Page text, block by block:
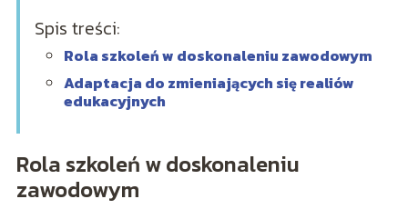
Spis treści:
Rola szkoleń w doskonaleniu zawodowym
Adaptacja do zmieniających się realiów
edukacyjnych
Rola szkoleń w doskonaleniu
zawodowym